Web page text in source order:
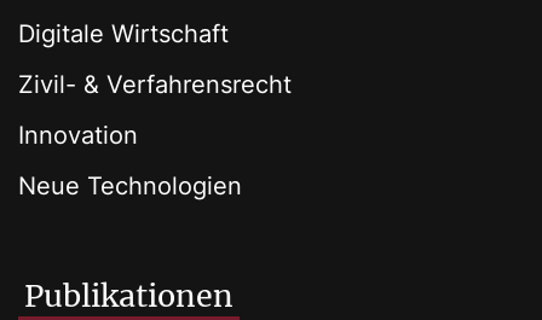
Digitale Wirtschaft
Zivil- & Verfahrensrecht
Innovation
Neue Technologien
Publikationen